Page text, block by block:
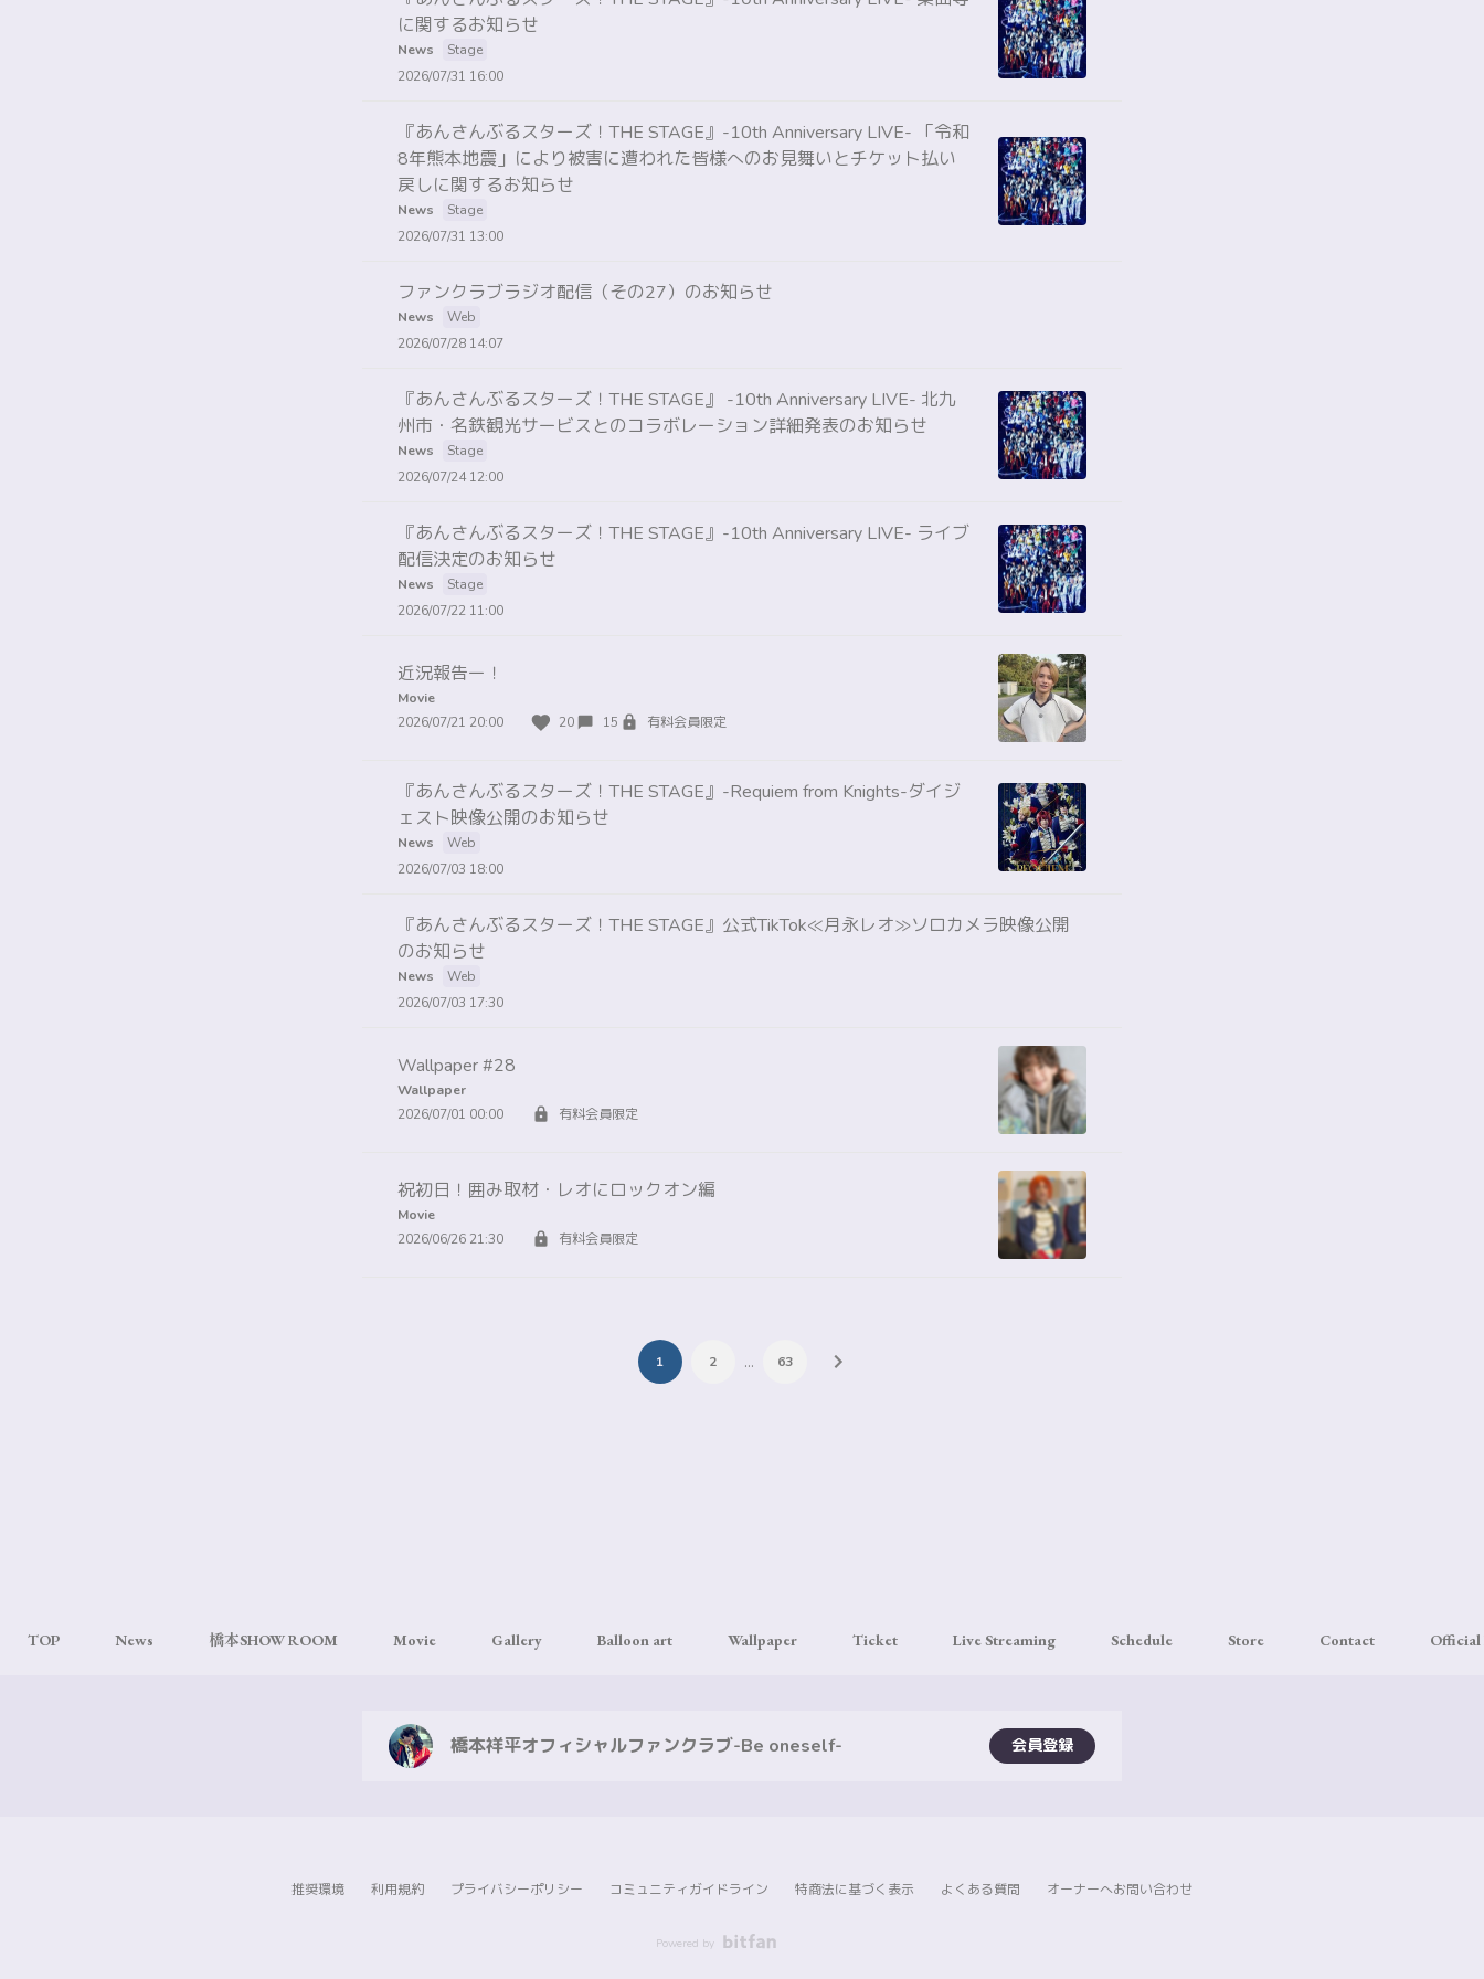
に関するお知らせ
News
Stage
2026/07/31 16:00
『あんさんぶるスターズ！THE STAGE』-10th Anniversary LIVE- 「令和
8年熊本地震」により被害に遭われた皆様へのお見舞いとチケット払い
戻しに関するお知らせ
News
Stage
2026/07/31 13:00
ファンクラブラジオ配信（その27）のお知らせ
News
Web
2026/07/28 14:07
『あんさんぶるスターズ！THE STAGE』 -10th Anniversary LIVE- 北九
州市・名鉄観光サービスとのコラボレーション詳細発表のお知らせ
News
Stage
2026/07/24 12:00
『あんさんぶるスターズ！THE STAGE』-10th Anniversary LIVE- ライブ
配信決定のお知らせ
News
Stage
2026/07/22 11:00
近況報告ー！
Movie
2026/07/21 20:00
20 15 有料会員限定
『あんさんぶるスターズ！THE STAGE』-Requiem from Knights-ダイジ
ェスト映像公開のお知らせ
News
Web
2026/07/03 18:00
『あんさんぶるスターズ！THE STAGE』公式TikTok≪月永レオ≫ソロカメラ映像公開
のお知らせ
News
Web
2026/07/03 17:30
Wallpaper #28
Wallpaper
2026/07/01 00:00
有料会員限定
祝初日！囲み取材・レオにロックオン編
Movie
2026/06/26 21:30
有料会員限定
1 2 … 63
TOP News 橋本SHOW ROOM Movie Gallery Balloon art Wallpaper Ticket Live Streaming Schedule Store Contact Official
橋本祥平オフィシャルファンクラブ-Be oneself- 会員登録
推奨環境 利用規約 プライバシーポリシー コミュニティガイドライン 特商法に基づく表示 よくある質問 オーナーへお問い合わせ
Powered by